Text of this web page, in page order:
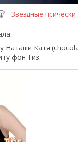
Звездные прически
:
Наташи Катя
фон Тиз.